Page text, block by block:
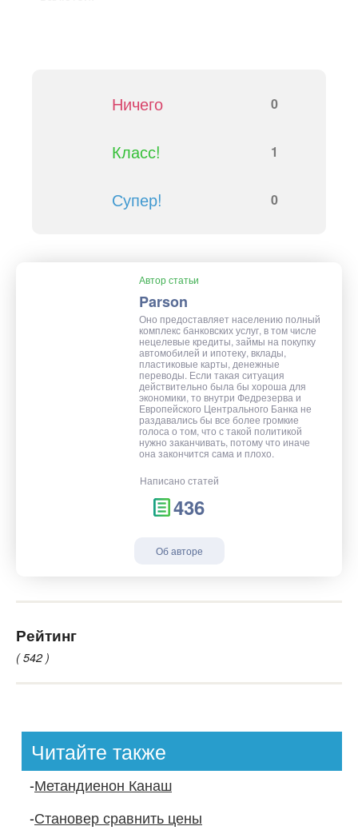
Ничего 0
Класс! 1
Супер! 0
Автор статьи
Parson
Оно предоставляет населению полный
комплекс банковских услуг, в том числе
нецелевые кредиты, займы на покупку
автомобилей и ипотеку, вклады,
пластиковые карты, денежные
переводы. Если такая ситуация
действительно была бы хороша для
экономики, то внутри Федрезерва и
Европейского Центрального Банка не
раздавались бы все более громкие
голоса о том, что с такой политикой
нужно заканчивать, потому что иначе
она закончится сама и плохо.
Написано статей
436
Об авторе
Рейтинг
( 542 )
Читайте также
-Метандиенон Канаш
-Становер сравнить цены